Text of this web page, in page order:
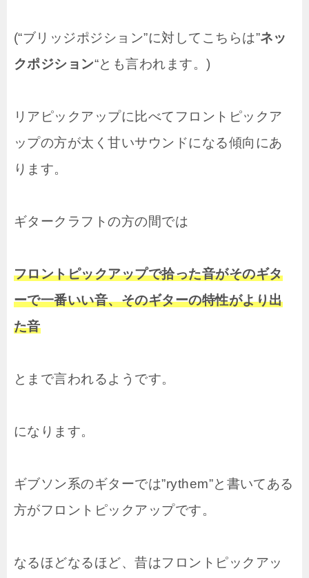
(“ブリッジポジション”に対してこちらは”ネッ
クポジション“とも言われます。)
リアピックアップに比べてフロントピックア
ップの方が太く甘いサウンドになる傾向にあ
ります。
ギタークラフトの方の間では
フロントピックアップで拾った音がそのギタ
ーで一番いい音、そのギターの特性がより出
た音
とまで言われるようです。
になります。
ギブソン系のギターでは”rythem”と書いてある
方がフロントピックアップです。
なるほどなるほど、昔はフロントピックアッ